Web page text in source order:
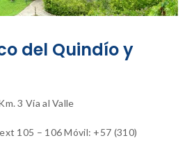
del Quindío y
3 Vía al Valle
105 – 106 Móvil: +57 (310)